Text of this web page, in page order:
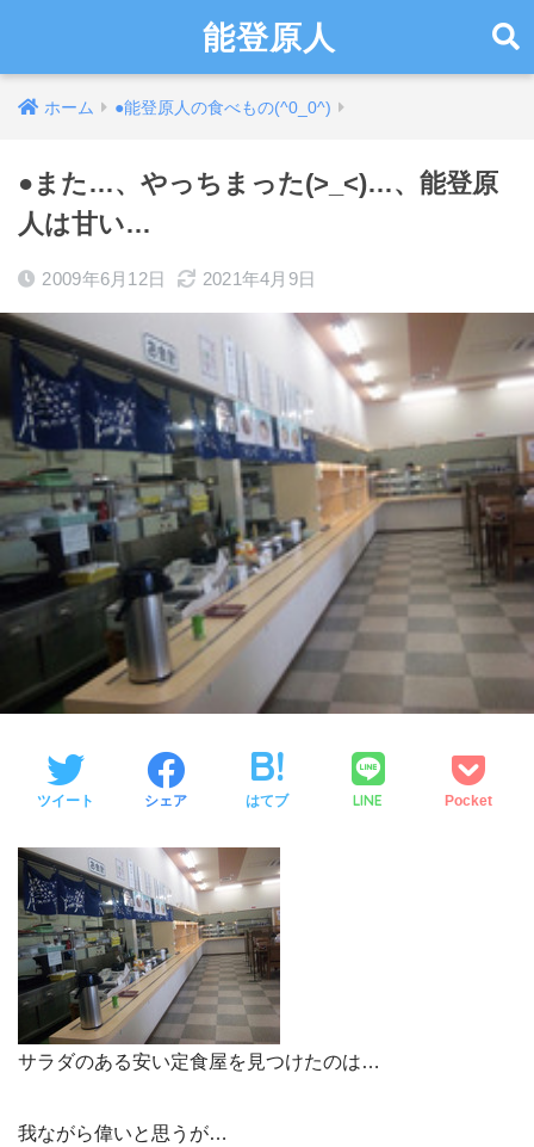
能登原人
ホーム ●能登原人の食べもの(^0_0^)
●また…、やっちまった(>_<)…、能登原
人は甘い…
2009年6月12日 2021年4月9日
ツイート シェア はてブ LINE Pocket
サラダのある安い定食屋を見つけたのは…
我ながら偉いと思うが…